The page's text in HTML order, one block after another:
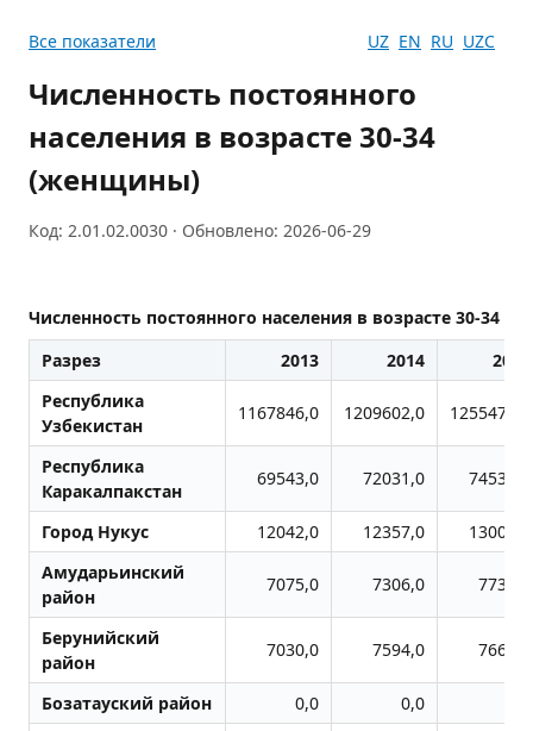
Все показатели UZ EN RU UZC
Численность постоянного
населения в возрасте 30-34
(женщины)
Код: 2.01.02.0030 · Обновлено: 2026-06-29
Численность постоянного населения в возрасте 30-34
Разрез
2013 2014
2015
Республика
Узбекистан
1167846,0 1209602,0 1255470,0
Республика
Каракалпакстан
69543,0 72031,0 74532,0
Город Нукус 12042,0 12357,0
13001,0
Амударьинский
район
7075,0 7306,0 7732,0
Берунийский
район
7030,0 7594,0 7662,0
Бозатауский район 0,0 0,0